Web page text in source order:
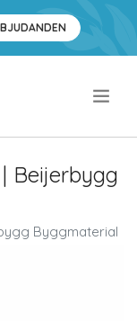
Beijerbygg
Byggmaterial